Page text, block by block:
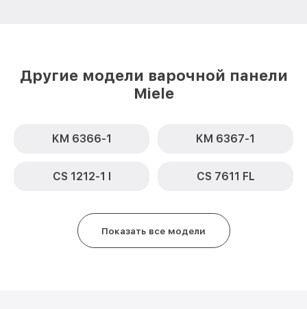
Другие модели варочной панели
Miele
KM 6366-1 KM 6367-1
CS 1212-1 I CS 7611 FL
Показать все модели